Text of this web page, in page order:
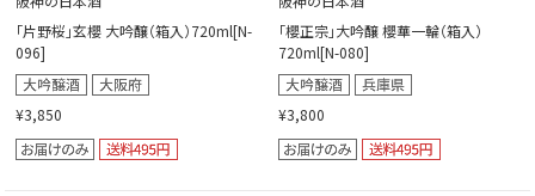
「片野桜」玄櫻 大吟醸（箱入）720ml[N-
096]
¥3,850
「櫻正宗」大吟醸 櫻華一輪（箱入）
720ml[N-080]
¥3,800